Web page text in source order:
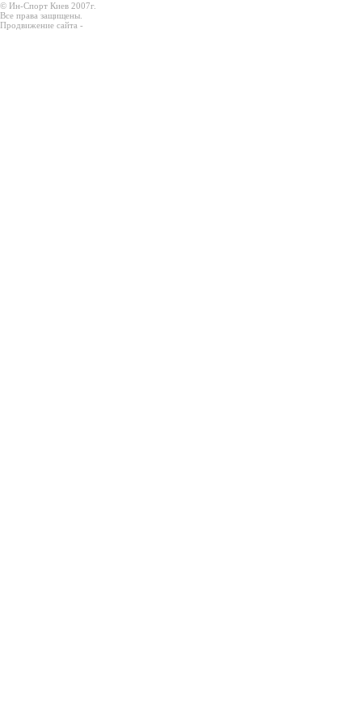
© Ин-Спорт Киев 2007г.
Все права защищены.
Продвижение сайта -